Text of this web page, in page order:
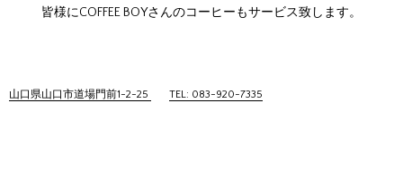
皆様にCOFFEE BOYさんのコーヒーもサービス致します。
山口県山口市道場門前1-2-25 TEL: 083-920-7335